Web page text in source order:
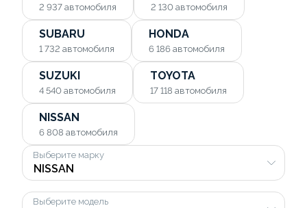
2 937 автомобиля 2 130 автомобиля
SUBARU
1 732 автомобиля
HONDA
6 186 автомобиля
SUZUKI
4 540 автомобиля
TOYOTA
17 118 автомобиля
NISSAN
6 808 автомобиля
Выберите марку
Выберите модель